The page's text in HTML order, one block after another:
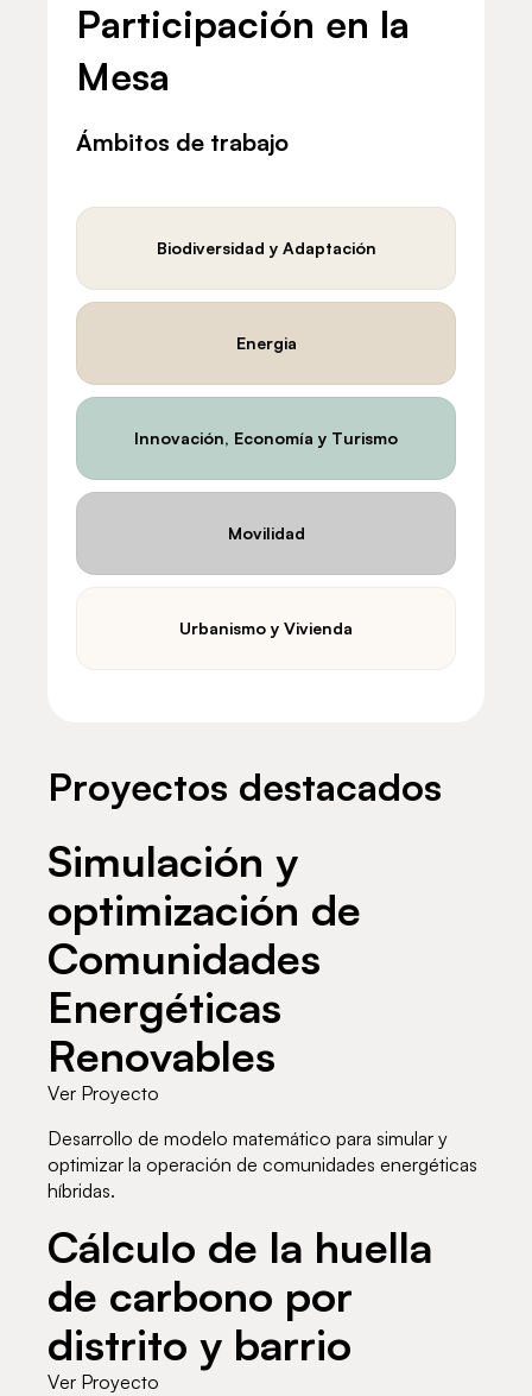
Participación en la
Mesa
Ámbitos de trabajo
Biodiversidad y Adaptación
Energia
Innovación, Economía y Turismo
Movilidad
Urbanismo y Vivienda
Proyectos destacados
Simulación y
optimización de
Comunidades
Energéticas
Renovables
Ver Proyecto
Desarrollo de modelo matemático para simular y
optimizar la operación de comunidades energéticas
híbridas.
Cálculo de la huella
de carbono por
distrito y barrio
Ver Proyecto